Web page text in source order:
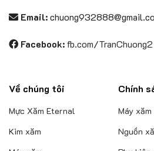
Email:
Facebook:fb.com/TranChuong2
Về chúng tôi
Mực Xăm Eternal
Kim xăm
Chính
Máy xăm
Nguồn